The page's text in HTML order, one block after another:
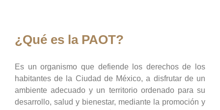
¿Qué es la PAOT?
Es un organismo que defiende los derechos de los
habitantes de la Ciudad de México, a disfrutar de un
ambiente adecuado y un territorio ordenado para su
desarrollo, salud y bienestar, mediante la promoción y